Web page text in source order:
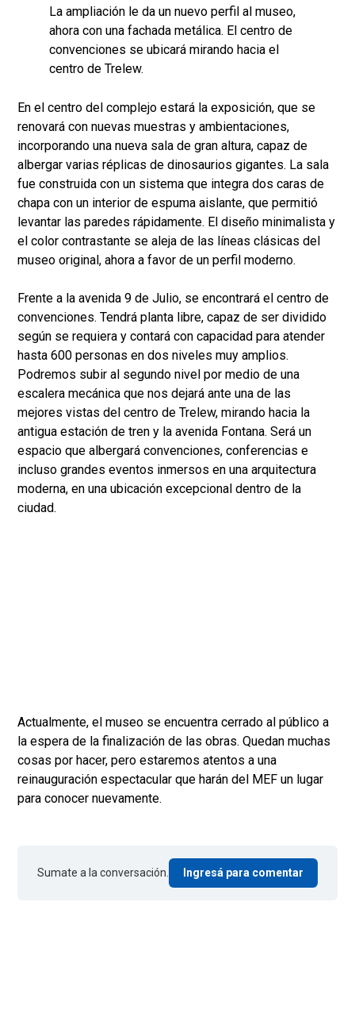
La ampliación le da un nuevo perfil al museo,
ahora con una fachada metálica. El centro de
convenciones se ubicará mirando hacia el
centro de Trelew.
En el centro del complejo estará la exposición, que se
renovará con nuevas muestras y ambientaciones,
incorporando una nueva sala de gran altura, capaz de
albergar varias réplicas de dinosaurios gigantes. La sala
fue construida con un sistema que integra dos caras de
chapa con un interior de espuma aislante, que permitió
levantar las paredes rápidamente. El diseño minimalista y
el color contrastante se aleja de las líneas clásicas del
museo original, ahora a favor de un perfil moderno.
Frente a la avenida 9 de Julio, se encontrará el centro de
convenciones. Tendrá planta libre, capaz de ser dividido
según se requiera y contará con capacidad para atender
hasta 600 personas en dos niveles muy amplios.
Podremos subir al segundo nivel por medio de una
escalera mecánica que nos dejará ante una de las
mejores vistas del centro de Trelew, mirando hacia la
antigua estación de tren y la avenida Fontana. Será un
espacio que albergará convenciones, conferencias e
incluso grandes eventos inmersos en una arquitectura
moderna, en una ubicación excepcional dentro de la
ciudad.
Actualmente, el museo se encuentra cerrado al público a
la espera de la finalización de las obras. Quedan muchas
cosas por hacer, pero estaremos atentos a una
reinauguración espectacular que harán del MEF un lugar
para conocer nuevamente.
Sumate a la conversación. Ingresá para comentar